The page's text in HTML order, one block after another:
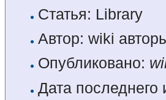
Статья: Library
Автор: wiki
Опубликовано:
Дата